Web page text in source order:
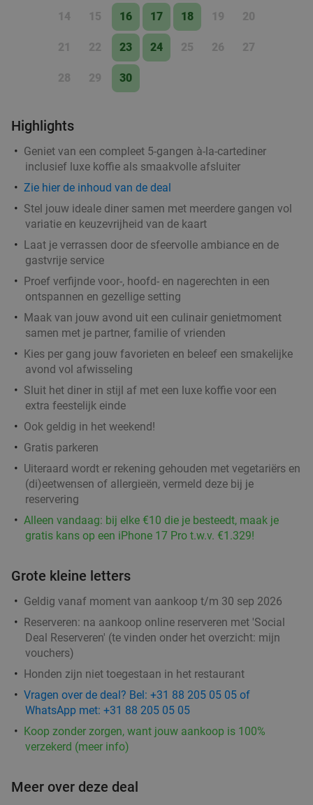
14 15 16 17 18 19 20
21 22 23 24 25 26 27
28 29 30
Highlights
Geniet van een compleet 5-gangen à-la-cartediner
inclusief luxe koffie als smaakvolle afsluiter
Zie hier de inhoud van de deal
Stel jouw ideale diner samen met meerdere gangen vol
variatie en keuzevrijheid van de kaart
Laat je verrassen door de sfeervolle ambiance en de
gastvrije service
Proef verfijnde voor-, hoofd- en nagerechten in een
ontspannen en gezellige setting
Maak van jouw avond uit een culinair genietmoment
samen met je partner, familie of vrienden
Kies per gang jouw favorieten en beleef een smakelijke
avond vol afwisseling
Sluit het diner in stijl af met een luxe koffie voor een
extra feestelijk einde
Ook geldig in het weekend!
Gratis parkeren
Uiteraard wordt er rekening gehouden met vegetariërs en
(di)eetwensen of allergieën, vermeld deze bij je
reservering
Alleen vandaag: bij elke €10 die je besteedt, maak je
gratis kans op een iPhone 17 Pro t.w.v. €1.329!
Grote kleine letters
Geldig vanaf moment van aankoop t/m 30 sep 2026
Reserveren: na aankoop online reserveren met 'Social
Deal Reserveren' (te vinden onder het overzicht: mijn
vouchers)
Honden zijn niet toegestaan in het restaurant
Vragen over de deal? Bel: +31 88 205 05 05 of
WhatsApp met: +31 88 205 05 05
Koop zonder zorgen, want jouw aankoop is 100%
verzekerd (meer info)
Meer over deze deal